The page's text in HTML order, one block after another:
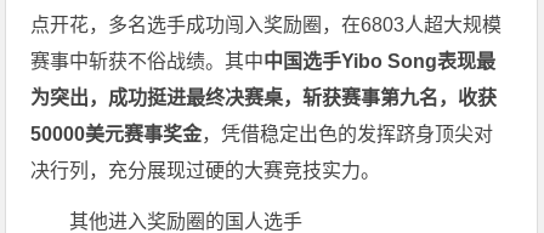
点开花，多名选手成功闯入奖励圈，在6803人超大规模
赛事中斩获不俗战绩。其中中国选手Yibo Song表现最
为突出，成功挺进最终决赛桌，斩获赛事第九名，收获
50000美元赛事奖金，凭借稳定出色的发挥跻身顶尖对
决行列，充分展现过硬的大赛竞技实力。
其他进入奖励圈的国人选手